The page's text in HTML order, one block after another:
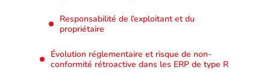
Responsabilité de l’exploitant et du
propriétaire
Évolution réglementaire et risque de non-
conformité rétroactive dans les ERP de type R